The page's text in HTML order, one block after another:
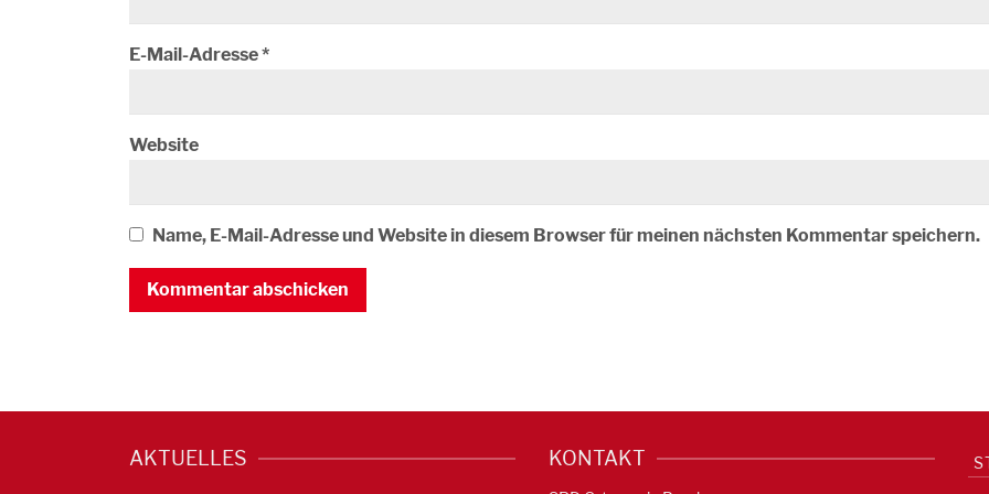
E-Mail-Adresse*
Website
Name, E-Mail-Adresse und Website in diesem Browser für meinen nächsten Kommentar speichern.
AKTUELLES KONTAKT